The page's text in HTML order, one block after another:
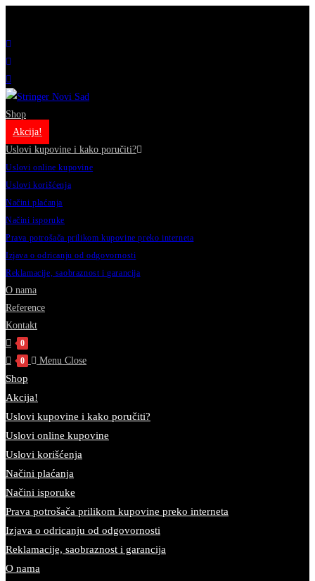
Shop
Akcija!
Uslovi kupovine i kako poručiti?
Uslovi online kupovine
Uslovi korišćenja
Načini plaćanja
Načini isporuke
Prava potrošača prilikom kupovine preko interneta
Izjava o odricanju od odgovornosti
Reklamacije, saobraznost i garancija
O nama
Reference
Kontakt
0
0
Menu Close
Shop
Akcija!
Uslovi kupovine i kako poručiti?
Uslovi online kupovine
Uslovi korišćenja
Načini plaćanja
Načini isporuke
Prava potrošača prilikom kupovine preko interneta
Izjava o odricanju od odgovornosti
Reklamacije, saobraznost i garancija
O nama